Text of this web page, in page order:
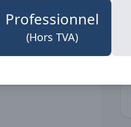
Professionnel
(Hors TVA)